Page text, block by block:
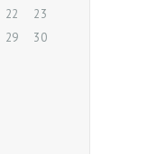
22
23
29
30